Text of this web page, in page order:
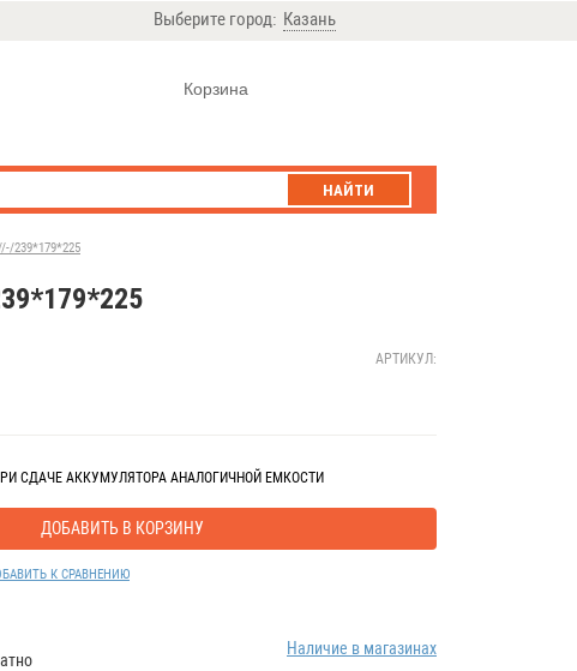
Выберите город: Казань
Корзина
НАЙТИ
239*179*225
АРТИКУЛ:
СДАЧЕ АККУМУЛЯТОРА АНАЛОГИЧНОЙ ЕМКОСТИ
ДОБАВИТЬ В КОРЗИНУ
К СРАВНЕНИЮ
Наличие в магазинах